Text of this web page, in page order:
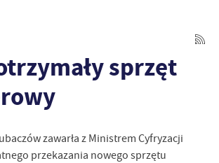
sprzęt
zawarła z Ministrem Cyfryzacji
przekazania nowego sprzętu